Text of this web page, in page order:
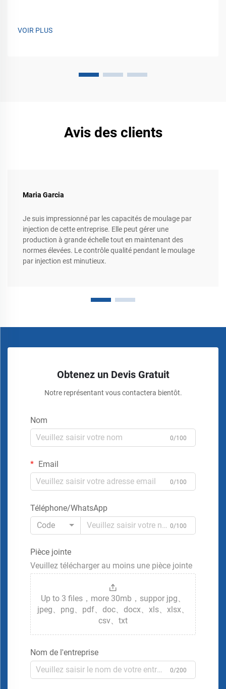
VOIR PLUS
Avis des clients
Maria Garcia
Je suis impressionné par les capacités de moulage par
injection de cette entreprise. Elle peut gérer une
production à grande échelle tout en maintenant des
normes élevées. Le contrôle qualité pendant le moulage
par injection est minutieux.
Obtenez un Devis Gratuit
Notre représentant vous contactera bientôt.
Nom
0/100
Email
0/100
Téléphone/WhatsApp
Code
0/100
Pièce jointe
Veuillez télécharger au moins une pièce jointe
Up to 3 files，more 30mb，suppor jpg、
jpeg、png、pdf、doc、docx、xls、xlsx、
csv、txt
Nom de l'entreprise
0/200